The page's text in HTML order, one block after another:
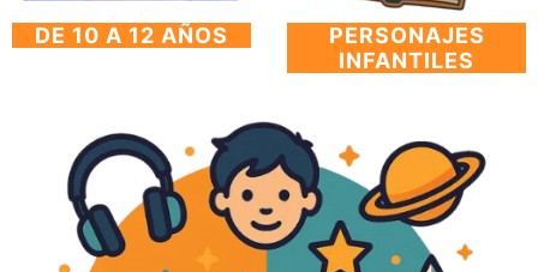
DE 10 A 12 AÑOS
PERSONAJES
INFANTILES